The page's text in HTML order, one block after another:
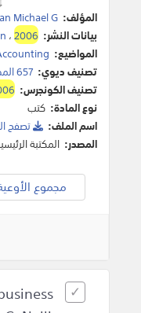
المؤلف: Michael G
بيانات النشر:
،2006
المواضيع:
تصنيف ديوي: 657 المحاسبة.
تصنيف الكونجرس:
نوع المادة: كتب
اسم الملف:
تصفح
المصدر: المكتبة
مجموع